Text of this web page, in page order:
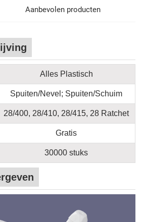
Aanbevolen producten
Alles Plastisch
Spuiten/Nevel; Spuiten/Schuim
28/400, 28/410, 28/415, 28 Ratchet
Gratis
30000 stuks